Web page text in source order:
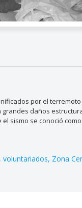
por el
daños
sismo se conoció
voluntariados Zona